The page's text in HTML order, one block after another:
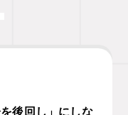
後回し」にしな